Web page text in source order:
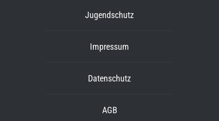
Jugendschutz
Impressum
Datenschutz
AGB